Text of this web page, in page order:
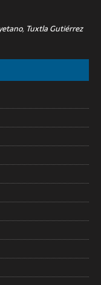
Tuxtla Gutiérrez